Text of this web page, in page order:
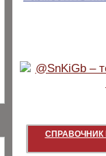
СПРАВОЧНИК